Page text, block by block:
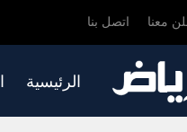
معنا اتصل بنا
الرئيسية